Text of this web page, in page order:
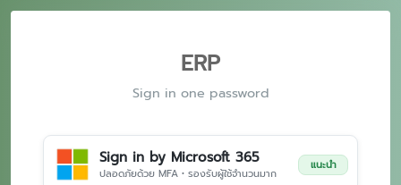
ERP
Sign in one password
Sign in by Microsoft 365
ปลอดภัยด้วย MFA • รองรับผู้ใช้จำนวนมาก
แนะนำ